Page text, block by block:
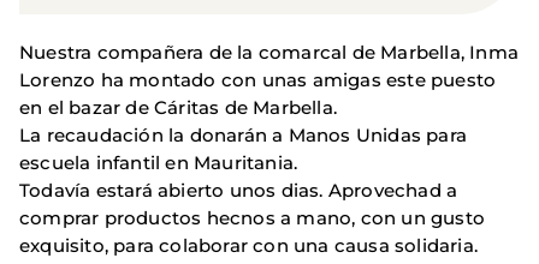
Nuestra compañera de la comarcal de Marbella, Inma
Lorenzo ha montado con unas amigas este puesto
en el bazar de Cáritas de Marbella.
La recaudación la donarán a Manos Unidas para
escuela infantil en Mauritania.
Todavía estará abierto unos dias. Aprovechad a
comprar productos hecnos a mano, con un gusto
exquisito, para colaborar con una causa solidaria.